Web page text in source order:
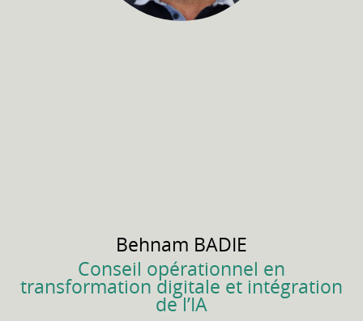
Behnam BADIE
Conseil opérationnel en
transformation digitale et intégration
de l’IA